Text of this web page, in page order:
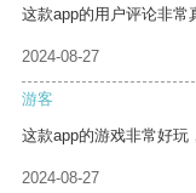
这款app的用户评论非常
2024-08-27
游客
这款app的游戏非常好玩
2024-08-27